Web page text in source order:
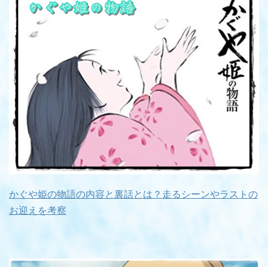
かぐや姫の物語の内容と裏話とは？走るシーンやラストの
お迎えを考察